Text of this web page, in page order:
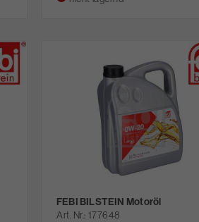
FEBI BILSTEIN Motoröl
Art. Nr. 177648